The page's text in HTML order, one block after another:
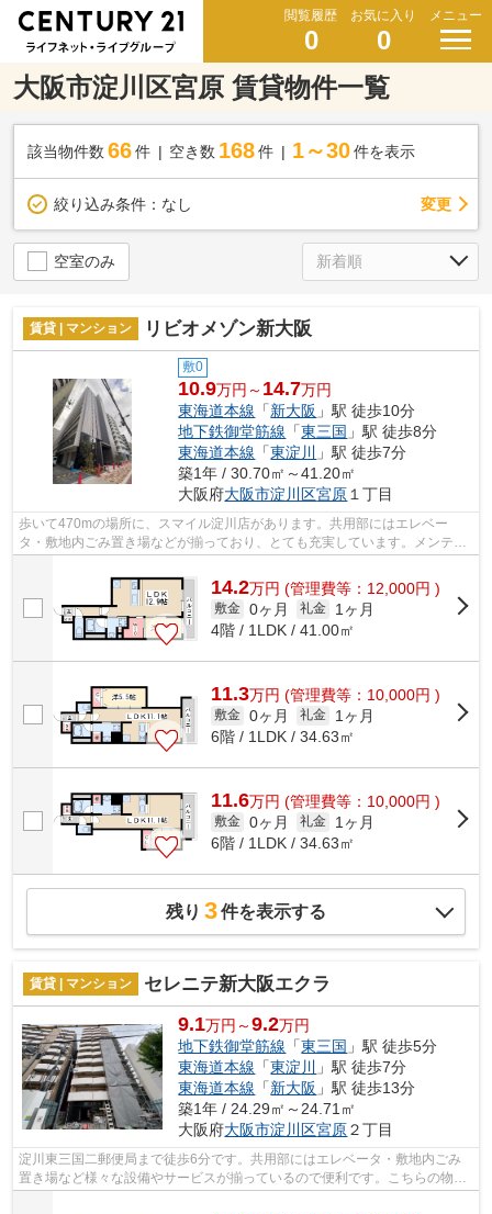
閲覧履歴
0
お気に入り
0
メニュー
大阪市淀川区宮原 賃貸物件一覧
該当物件数 66件 空き数 168 件 1～30 件を表示
絞り込み条件： なし 変更
空室のみ
賃貸 | マンション リビオメゾン新大阪
敷0
10.9万円～ 14.7万円
東海道本線 「新大阪 」駅 徒歩10分
地下鉄御堂筋線 「東三国 」駅 徒歩8分
東海道本線 「東淀川
」駅 徒歩7分
築1年 / 30.70㎡～41.20㎡
大阪府大阪市淀川区宮原１丁目
歩いて470mの場所に、スマイル淀川店があります。共用部にはエレベー
タ・敷地内ごみ置き場などが揃っており、とても充実しています。メンテナ
14.2万円 (管理費等：12,000円 )
敷金 0ヶ月 礼金
1ヶ月
4階 / 1LDK / 41.00㎡
11.3万円 (管理費等：10,000円 )
敷金 0ヶ月 礼金
1ヶ月
6階 / 1LDK / 34.63㎡
11.6万円 (管理費等：10,000円 )
敷金 0ヶ月 礼金
1ヶ月
6階 / 1LDK / 34.63㎡
残り 3件を表示する
賃貸 | マンション セレニテ新大阪エクラ
9.1万円～9.2万円
地下鉄御堂筋線 「東三国 」駅 徒歩5分
東海道本線 「東淀川
」駅 徒歩7分
東海道本線 「新大阪 」駅 徒歩13分
築1年 / 24.29㎡～24.71㎡
大阪府大阪市淀川区宮原２丁目
淀川東三国二郵便局まで徒歩6分です。共用部にはエレベータ・敷地内ごみ
置き場など様々な設備やサービスが揃っているので便利です。こちらの物件